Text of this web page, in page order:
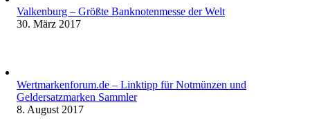
Valkenburg – Größte Banknotenmesse der Welt
30. März 2017
Wertmarkenforum.de – Linktipp für Notmünzen und
Geldersatzmarken Sammler
8. August 2017